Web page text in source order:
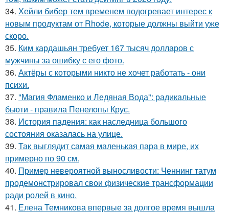
34. Хейли бибер тем временем подогревает интерес к
новым продуктам от Rhode, которые должны выйти уже
скоро.
35. Ким кардашьян требует 167 тысяч долларов с
мужчины за ошибку с его фото.
36. Актёры с которыми никто не хочет работать - они
психи.
37. "Магия Фламенко и Ледяная Вода": радикальные
бьюти - правила Пенелопы Крус.
38. История падения: как наследница большого
состояния оказалась на улице.
39. Так выглядит самая маленькая пара в мире, их
примерно по 90 см.
40. Пример невероятной выносливости: Ченнинг татум
продемонстрировал свои физические трансформации
ради ролей в кино.
41. Елена Темникова впервые за долгое время вышла